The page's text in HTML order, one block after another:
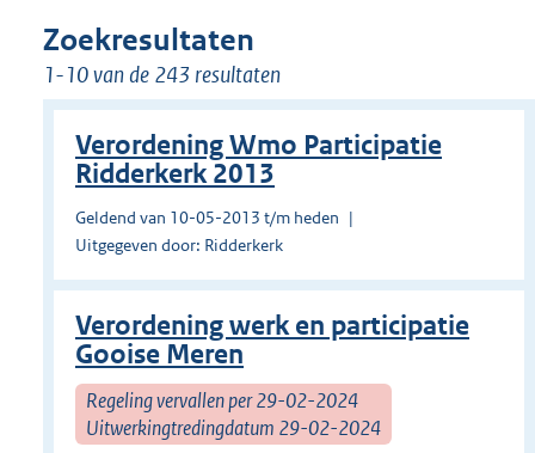
Zoekresultaten
1-10 van de 243 resultaten
Verordening Wmo Participatie
Ridderkerk 2013
Geldend van 10-05-2013 t/m heden
Uitgegeven door: Ridderkerk
Verordening werk en participatie
Gooise Meren
Regeling vervallen per 29-02-2024
Uitwerkingtredingdatum 29-02-2024